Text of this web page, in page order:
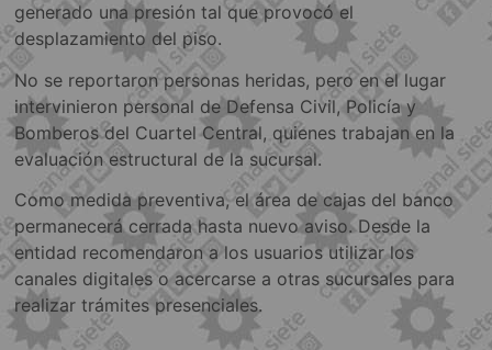
generado una presión tal que provocó el
desplazamiento del piso.
No se reportaron personas heridas, pero en el lugar
intervinieron personal de Defensa Civil, Policía y
Bomberos del Cuartel Central, quienes trabajan en la
evaluación estructural de la sucursal.
Como medida preventiva, el área de cajas del banco
permanecerá cerrada hasta nuevo aviso. Desde la
entidad recomendaron a los usuarios utilizar los
canales digitales o acercarse a otras sucursales para
realizar trámites presenciales.